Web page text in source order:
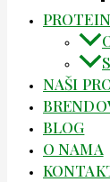
NAŠI
BLOG
O NAMA